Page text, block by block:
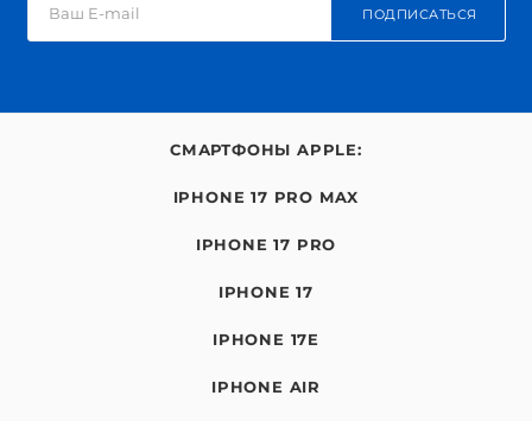
ПОДПИСАТЬСЯ
СМАРТФОНЫ APPLE:
IPHONE 17 PRO MAX
IPHONE 17 PRO
IPHONE 17
IPHONE 17E
IPHONE AIR